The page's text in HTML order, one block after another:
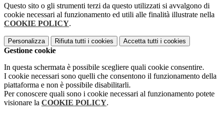
Questo sito o gli strumenti terzi da questo utilizzati si avvalgono di
cookie necessari al funzionamento ed utili alle finalità illustrate nella
COOKIE POLICY.
Personalizza Rifiuta tutti i cookies Accetta tutti i cookies
Gestione cookie
In questa schermata è possibile scegliere quali cookie consentire.
I cookie necessari sono quelli che consentono il funzionamento della
piattaforma e non è possibile disabilitarli.
Per conoscere quali sono i cookie necessari al funzionamento potete
visionare la COOKIE POLICY.